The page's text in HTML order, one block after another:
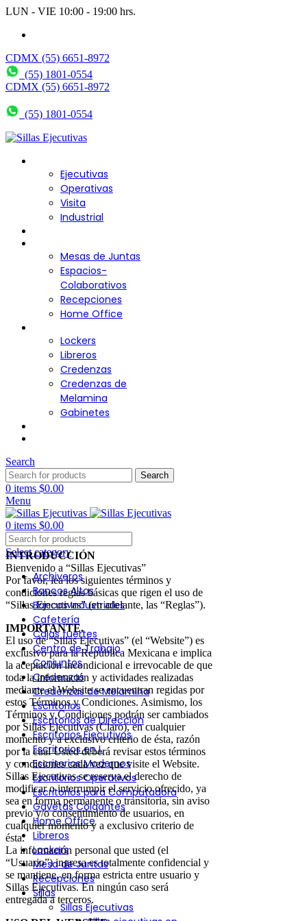
LUN - VIE 10:00 - 19:00 hrs.
CDMX (55) 6651-8972
(55) 1801-0554
CDMX (55) 6651-8972
(55) 1801-0554
Ejecutivas
Operativas
Visita
Industrial
Mesas de Juntas
Espacios-
Colaborativos
Recepciones
Home Office
Lockers
Libreros
Credenzas
Credenzas de
Melamina
Gabinetes
Search
Search
0 items $0.00
Menu
0 items $0.00
Select category
Archiveros
Bancos Altos
Bancos Industriales
Cafetería
Cajas fuertes
Centro de Trabajo
Conjuntos
Credenzas
Credenzas de Melamina
Escritorios
Escritorios de Dirección
Escritorios Ejecutivos
Escritorios en L
Escritorios Modernos
Escritorios Operativos
Escritorios para Computadora
Gavetas Colgantes
Home Office
Libreros
Lockers
Mesa de Juntas
Recepciones
Sillas
Sillas Ejecutivas
INTRODUCCIÓN
Bienvenido a “Sillas Ejecutivas”
Por favor, lea los siguientes términos y
condiciones reglas básicas que rigen el uso de
“Sillas Ejecutivas” (en adelante, las “Reglas”).
IMPORTANTE.
El uso de “Sillas Ejecutivas” (el “Website”) es
exclusivo para la República Mexicana e implica
la aceptación incondicional e irrevocable de que
toda la información y actividades realizadas
mediante el Website se encuentran regidas por
estos Términos y Condiciones. Asimismo, los
Términos y Condiciones podrán ser cambiados
por Sillas Ejecutivas (Claro), en cualquier
momento y a exclusivo criterio de ésta, razón
por la cual Usted deberá revisar estos términos
y condiciones cada vez que visite el Website.
Sillas Ejecutivas se reserva el derecho de
modificar o interrumpir el servicio ofrecido, ya
sea en forma permanente o transitoria, sin aviso
previo y/o consentimiento de usuarios, en
cualquier momento y a exclusivo criterio de
ésta.
La información personal que usted (el
“Usuario”) ingresa es totalmente confidencial y
se mantiene, en forma estricta entre usuario y
Sillas Ejecutivas. En ningún caso será
entregada a terceros.